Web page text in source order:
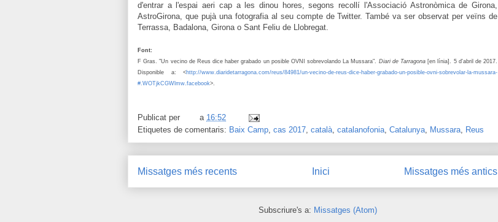
d'entrar a l'espai aeri cap a les dinou hores, segons recollí
l'Associació Astronòmica de Girona,
AstroGirona, que pujàuna fotografia al seu compte de Twitter. També va ser observat per veïns de
Terrassa, Badalona, Girona o Sant Feliu de Llobregat.
Font:
F Gras. "Un vecino de Reus dice haber grabado un posible OVNI sobrevolando La Mussara". Diari de Tarragona[en línia]. 5 d'abril de 2017.
Disponible a: <http://www.diaridetarragona.com/reus/84981/un-vecino-de-reus-dice-haber-grabado-un-posible-ovni-sobrevolar-la-mussara-
#.WOTjkCGWlmw.facebook>.
Publicat per a 16:52
Etiquetes de comentaris: Baix Camp cas 2017 català catalanofonia Catalunya Mussara Reus
Missatges més recents Missatges més antics
Inici
Subscriure's a: Missatges (Atom)